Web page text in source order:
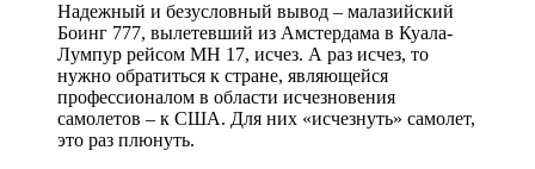
Надежный и безусловный вывод – малазийский
Боинг 777, вылетевший из Амстердама в Куала-
Лумпур рейсом МН 17, исчез. А раз исчез, то
нужно обратиться к стране, являющейся
профессионалом в области исчезновения
самолетов – к США. Для них «исчезнуть» самолет,
это раз плюнуть.